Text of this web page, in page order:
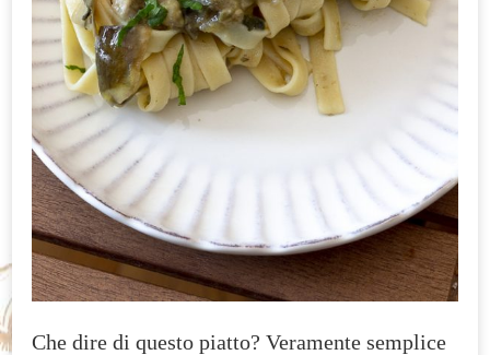
Che dire di questo piatto? Veramente semplice